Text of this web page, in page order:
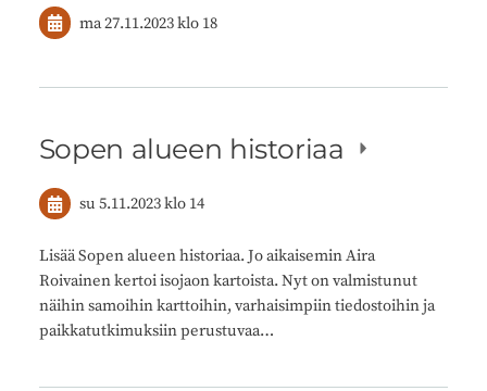
ma 27.11.2023klo 18
Sopen alueen historiaa
su 5.11.2023klo 14
Lisää Sopen alueen historiaa. Jo aikaisemin Aira
Roivainen kertoi isojaon kartoista. Nyt on valmistunut
näihin samoihin karttoihin, varhaisimpiin tiedostoihin ja
paikkatutkimuksiin perustuvaa…